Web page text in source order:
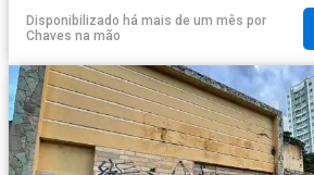
Disponibilizado há mais de um mês por
Chaves na mão